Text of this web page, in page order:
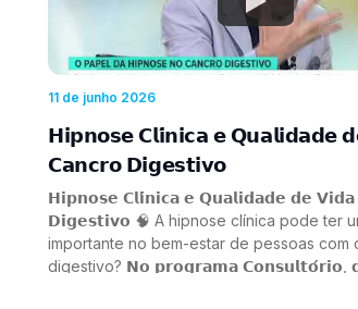
Watch
11 de junho 2026
𝗛𝗶𝗽𝗻𝗼𝘀𝗲 𝗖𝗹𝗶́𝗻𝗶𝗰𝗮 𝗲 𝗤𝘂𝗮𝗹𝗶𝗱𝗮𝗱𝗲
𝗖𝗮𝗻𝗰𝗿𝗼 𝗗𝗶𝗴𝗲𝘀𝘁𝗶𝘃𝗼
𝗛𝗶𝗽𝗻𝗼𝘀𝗲 𝗖𝗹𝗶́𝗻𝗶𝗰𝗮 𝗲 𝗤𝘂𝗮𝗹𝗶𝗱𝗮𝗱𝗲 𝗱𝗲
𝗗𝗶𝗴𝗲𝘀𝘁𝗶𝘃𝗼 🧠 A hipnose clínica pode ter
importante no bem-estar de pessoas com
digestivo? 𝗡𝗼 𝗽𝗿𝗼𝗴𝗿𝗮𝗺𝗮 𝗖𝗼𝗻𝘀𝘂𝗹𝘁𝗼́𝗿𝗶𝗼,